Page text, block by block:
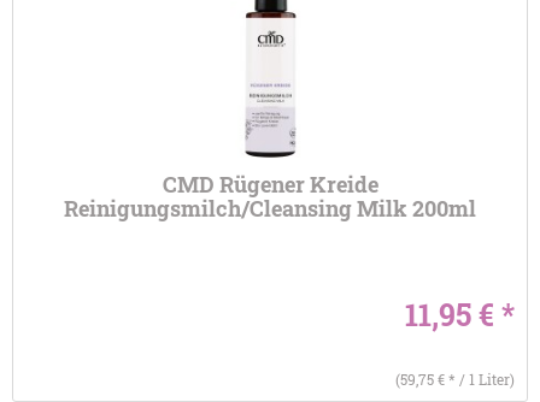
CMD Rügener Kreide
Reinigungsmilch/Cleansing Milk 200ml
11,95 € *
(59,75 € * / 1 Liter)